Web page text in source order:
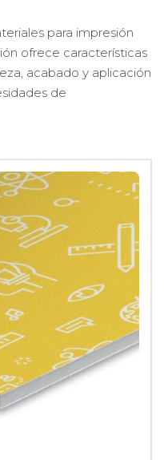
para impresión
ofrece características
acabado y aplicación
de